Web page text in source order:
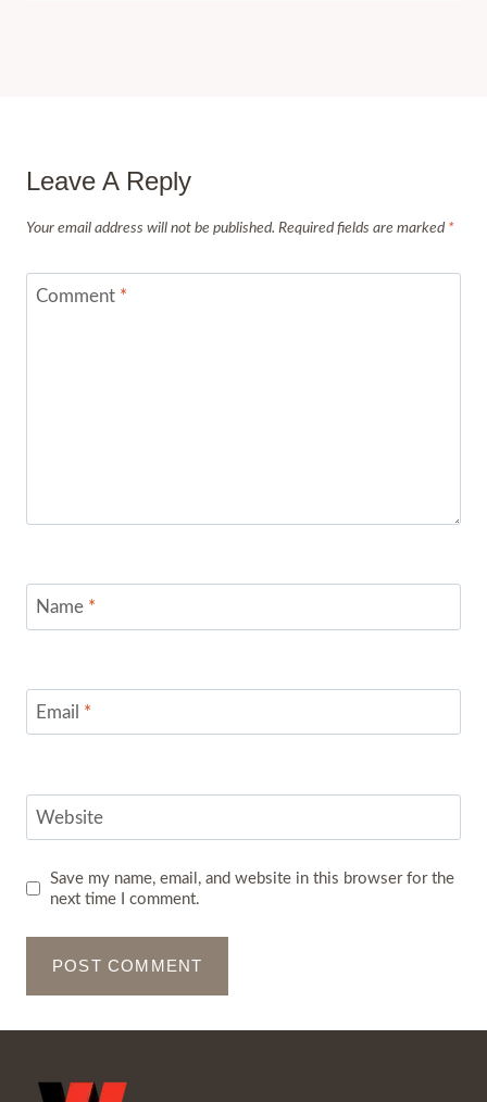
Leave A Reply
Your email address will not be published. Required fields are marked *
Comment *
Name *
Email *
Website
Save my name, email, and website in this browser for the
next time I comment.